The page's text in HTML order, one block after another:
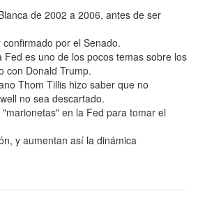
de 2002 a 2006, antes de ser
por el Senado.
es uno de los pocos temas sobre los
con Donald Trump.
Thom Tillis hizo saber que no
no sea descartado.
en la Fed para tomar el
y aumentan así la dinámica